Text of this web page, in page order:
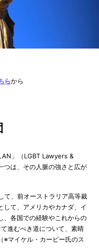
らから
」（LGBT Lawyers &
は、その人脈の強さと広が
て、前オーストラリア高等裁
して、アメリカやカナダ、イ
、各国での経験やこれからの
進むべき道について、素晴
※マイケル・カービー氏のス